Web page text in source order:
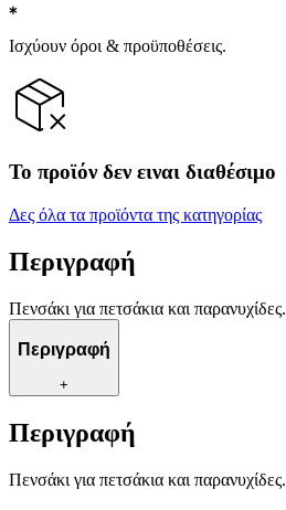
Ισχύουν όροι & προϋποθέσεις.
Το προϊόν δεν ειναι διαθέσιμο
Δες όλα τα προϊόντα της κατηγορίας
Περιγραφή
Πενσάκι για πετσάκια και παρανυχίδες.
Περιγραφή
+
Περιγραφή
Πενσάκι για πετσάκια και παρανυχίδες.